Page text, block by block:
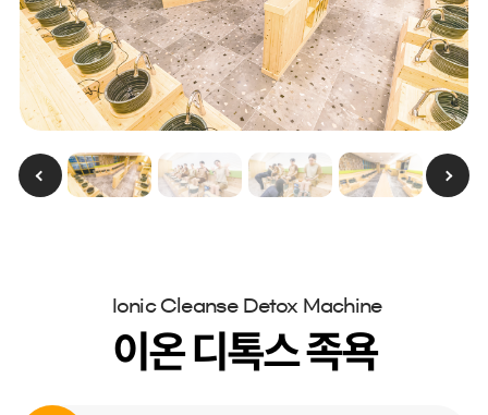
Ionic Cleanse Detox Machine
이온 디톡스 족욕